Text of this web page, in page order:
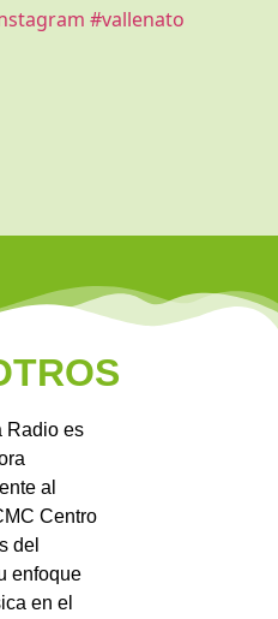
Radio es
al
Centro
del
enfoque
en el